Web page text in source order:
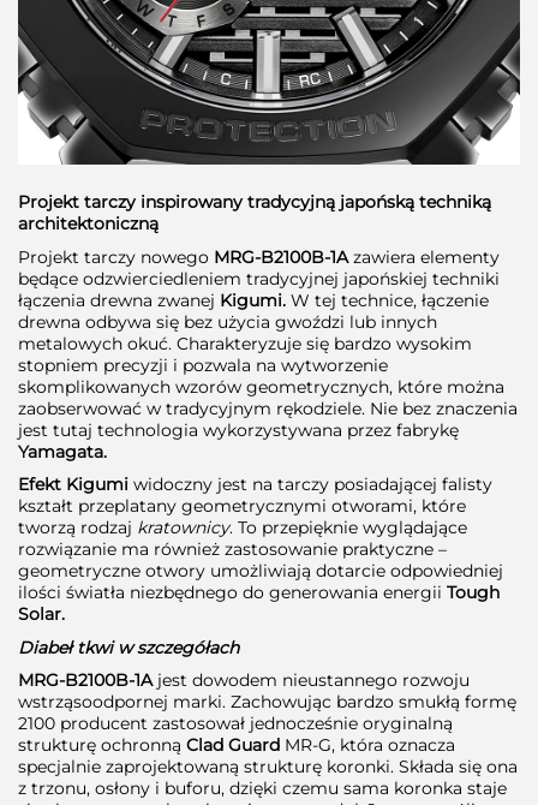
Projekt tarczy inspirowany tradycyjną japońską techniką
architektoniczną
Projekt tarczy nowego MRG-B2100B-1Azawiera elementy
będące odzwierciedleniem tradycyjnej japońskiej techniki
łączenia drewna zwanej Kigumi. W tej technice, łączenie
drewna odbywa się bez użycia gwoździ lub innych
metalowych okuć. Charakteryzuje się bardzo wysokim
stopniem precyzji i pozwala na wytworzenie
skomplikowanych wzorów geometrycznych, które można
zaobserwować w tradycyjnym rękodziele. Nie bez znaczenia
jest tutaj technologia wykorzystywana przez fabrykę
Yamagata.
Efekt Kigumi widoczny jest na tarczy posiadającej falisty
kształt przeplatany geometrycznymi otworami, które
tworzą rodzaj kratownicy. To przepięknie wyglądające
rozwiązanie ma również zastosowanie praktyczne –
geometryczne otwory umożliwiają dotarcie odpowiedniej
ilości światła niezbędnego do generowania energii Tough
Solar.
Diabeł tkwi w szczegółach
MRG-B2100B-1A jest dowodem nieustannego rozwoju
wstrząsoodpornej marki. Zachowując bardzo smukłą formę
2100 producent zastosował jednocześnie oryginalną
strukturę ochronną Clad Guard MR-G, która oznacza
specjalnie zaprojektowaną strukturę koronki. Składa się ona
z trzonu, osłony i buforu, dzięki czemu sama koronka staje